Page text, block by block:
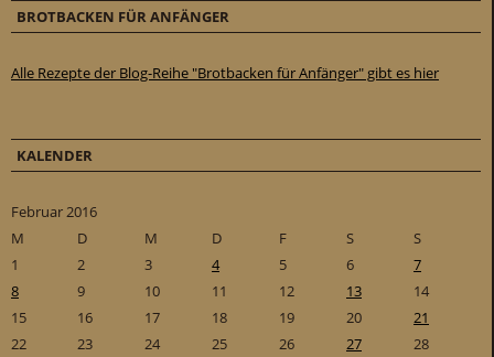
BROTBACKEN FÜR ANFÄNGER
Alle Rezepte der Blog-Reihe "Brotbacken für Anfänger" gibt es hier
KALENDER
Februar 2016
M
D M D F S
S
1
2 3 4 5 6
7
8
9 10 11 12 13
14
15
16 17 18 19 20
21
22
23 24 25 26 27
28